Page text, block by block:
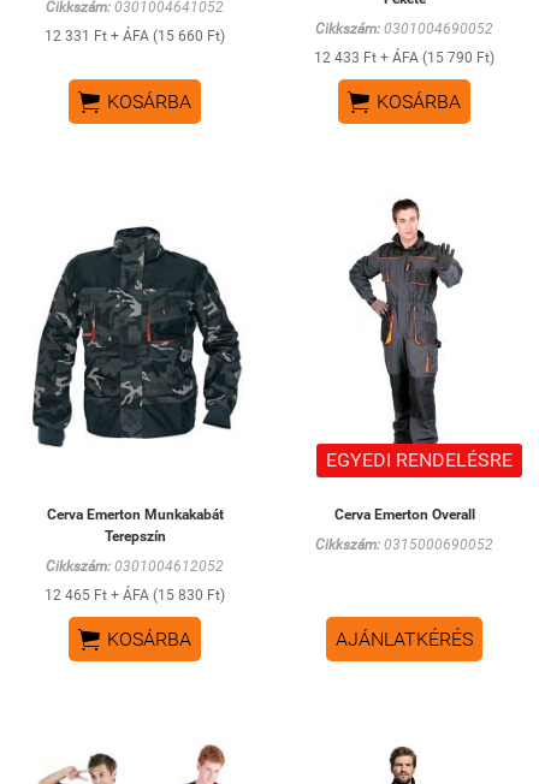
Cikkszám: 0301004641052
12 331 Ft + ÁFA (15 660 Ft)
 KOSÁRBA
Cikkszám: 0301004690052
12 433 Ft + ÁFA (15 790 Ft)
 KOSÁRBA
Cerva Emerton Munkakabát
Terepszín
Cikkszám: 0301004612052
12 465 Ft + ÁFA (15 830 Ft)
 KOSÁRBA
EGYEDI RENDELÉSRE
Cerva Emerton Overall
Cikkszám: 0315000690052
AJÁNLATKÉRÉS